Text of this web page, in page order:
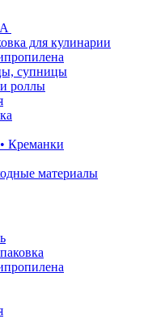
для кулинарии
супницы
роллы
Креманки
материалы